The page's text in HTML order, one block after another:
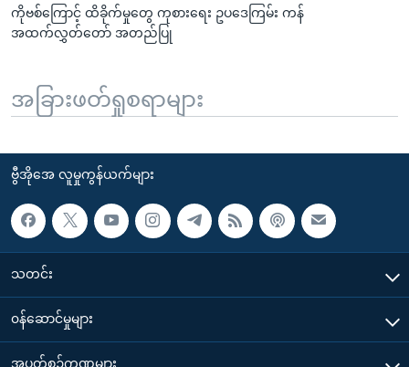
ကိုဗစ်ကြောင့် ထိခိုက်မှုတွေ ကုစားရေး ဥပဒေကြမ်း ကန်
အထက်လွှတ်တော် အတည်ပြု
အခြားဖတ်ရှုစရာများ
ဗွီအိုအေ လူမှုကွန်ယက်များ
သတင်း
၀န်ဆောင်မှုများ
အပတ်စဉ်ကဏ္ဍများ